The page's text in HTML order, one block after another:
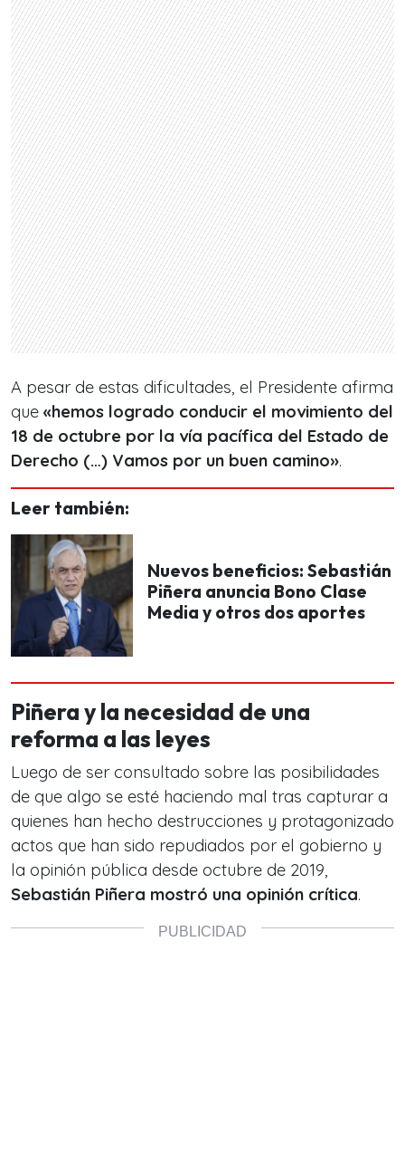
A pesar de estas dificultades, el Presidente afirma
que «hemos logrado conducir el movimiento del
18 de octubre por la vía pacífica del Estado de
Derecho (…) Vamos por un buen camino».
Leer también:
Nuevos beneficios: Sebastián
Piñera anuncia Bono Clase
Media y otros dos aportes
Piñera y la necesidad de una
reforma a las leyes
Luego de ser consultado sobre las posibilidades
de que algo se esté haciendo mal tras capturar a
quienes han hecho destrucciones y protagonizado
actos que han sido repudiados por el gobierno y
la opinión pública desde octubre de 2019,
Sebastián Piñera mostró una opinión crítica.